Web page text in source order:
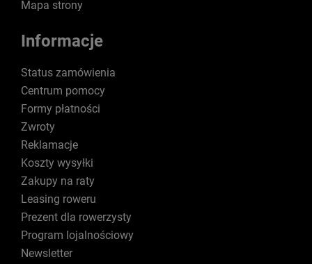
Mapa strony
Informacje
Status zamówienia
Centrum pomocy
Formy płatności
Zwroty
Reklamacje
Koszty wysyłki
Zakupy na raty
Leasing roweru
Prezent dla rowerzysty
Program lojalnościowy
Newsletter